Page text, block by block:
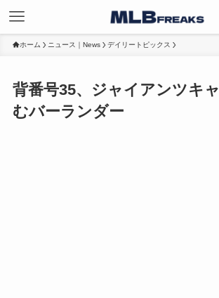
ホーム ニュース｜News デイリートピックス
背番号35、ジャイアンツキ
むバーランダー